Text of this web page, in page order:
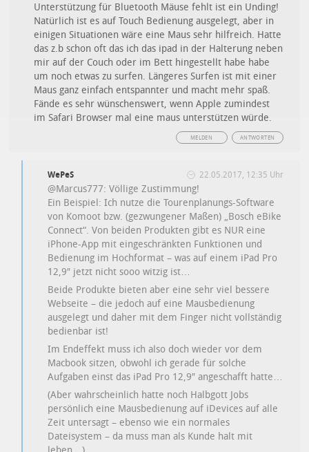
Unterstützung für Bluetooth Mäuse fehlt ist ein Unding!
Natürlich ist es auf Touch Bedienung ausgelegt, aber in
einigen Situationen wäre eine Maus sehr hilfreich. Hatte
das z.b schon oft das ich das ipad in der Halterung neben
mir auf der Couch oder im Bett hingestellt habe habe
um noch etwas zu surfen. Längeres Surfen ist mit einer
Maus ganz einfach entspannter und macht mehr spaß.
Fände es sehr wünschenswert, wenn Apple zumindest
im Safari Browser mal eine maus unterstützen würde.
ANTWORTEN
MELDEN
WePeS 22.05.2017, 12:35 Uhr
@Marcus777: Völlige Zustimmung!
Ein Beispiel: Ich nutze die Tourenplanungs-Software
von Komoot bzw. (gezwungener Maßen) „Bosch eBike
Connect“. Von beiden Produkten gibt es NUR eine
iPhone-App mit eingeschränkten Funktionen und
Bedienung im Hochformat – was auf einem iPad Pro
12,9″ jetzt nicht sooo witzig ist…
Beide Produkte bieten aber eine sehr viel bessere
Webseite – die jedoch auf eine Mausbedienung
ausgelegt und daher mit dem Finger nicht vollständig
bedienbar ist!
Im Endeffekt muss ich also doch wieder vor dem
Macbook sitzen, obwohl ich gerade für solche
Aufgaben einst das iPad Pro 12,9″ angeschafft hatte…
(Aber wahrscheinlich hatte noch Halbgott Jobs
persönlich eine Mausbedienung auf iDevices auf alle
Zeit untersagt – ebenso wie ein normales
Dateisystem – da muss man als Kunde halt mit